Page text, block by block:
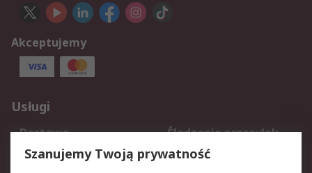
Akceptujemy
Usługi
Dostawa
Śledzenie przesyłek
Reklamacje i zwroty
Rejestracja
Szanujemy Twoją prywatność